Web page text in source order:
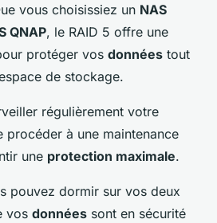
vous choisissiez un NAS
QNAP, le RAID 5 offre une
protéger vos données tout
de stockage.
régulièrement votre
procéder à une maintenance
une protection maximale.
pouvez dormir sur vos deux
vos données sont en sécurité